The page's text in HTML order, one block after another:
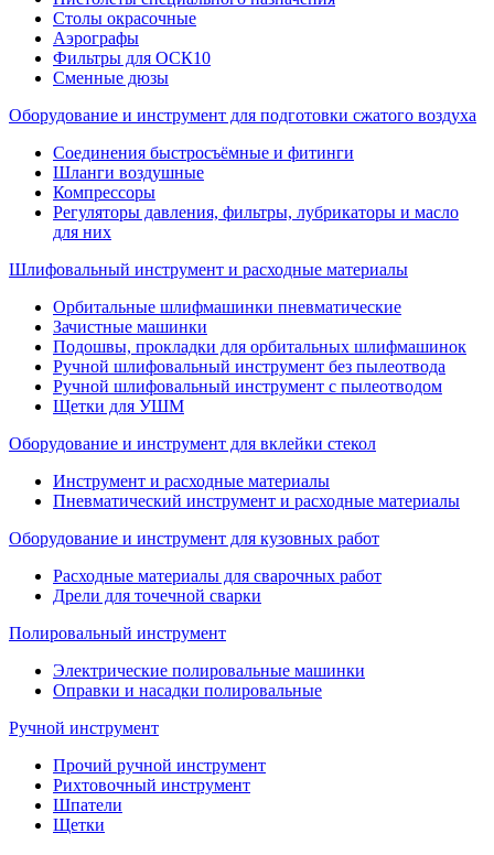
Столы окрасочные
Аэрографы
Фильтры для ОСК10
Сменные дюзы
Оборудование и инструмент для подготовки сжатого воздуха
Соединения быстросъёмные и фитинги
Шланги воздушные
Компрессоры
Регуляторы давления, фильтры, лубрикаторы и масло
для них
Шлифовальный инструмент и расходные материалы
Орбитальные шлифмашинки пневматические
Зачистные машинки
Подошвы, прокладки для орбитальных шлифмашинок
Ручной шлифовальный инструмент без пылеотвода
Ручной шлифовальный инструмент с пылеотводом
Щетки для УШМ
Оборудование и инструмент для вклейки стекол
Инструмент и расходные материалы
Пневматический инструмент и расходные материалы
Оборудование и инструмент для кузовных работ
Расходные материалы для сварочных работ
Дрели для точечной сварки
Полировальный инструмент
Электрические полировальные машинки
Оправки и насадки полировальные
Ручной инструмент
Прочий ручной инструмент
Рихтовочный инструмент
Шпатели
Щетки